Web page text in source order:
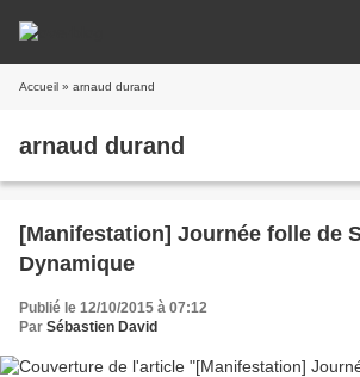
Accueil » arnaud durand
arnaud durand
[Manifestation] Journée folle de
Dynamique
Publié le 12/10/2015 à 07:12
Par Sébastien David